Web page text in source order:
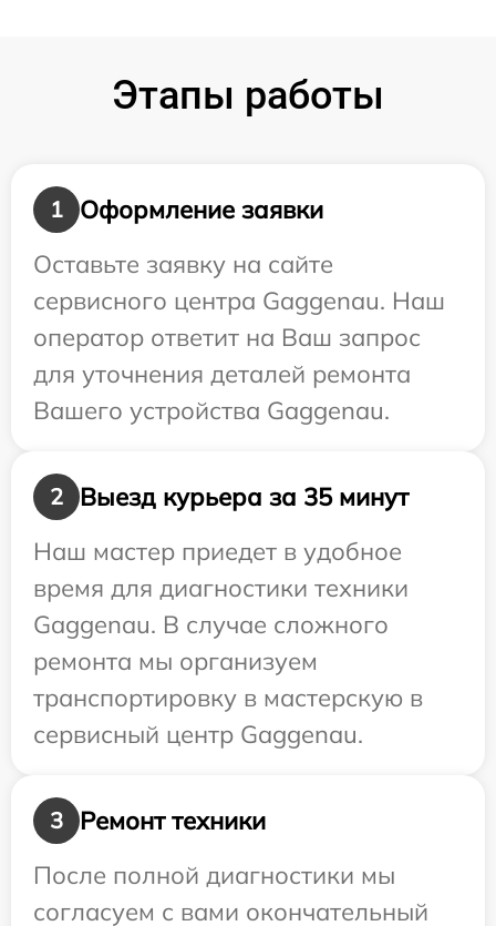
Этапы работы
1
Оформление заявки
Оставьте заявку на сайте
сервисного центра Gaggenau. Наш
оператор ответит на Ваш запрос
для уточнения деталей ремонта
Вашего устройства Gaggenau.
2
Выезд курьера за 35 минут
Наш мастер приедет в удобное
время для диагностики техники
Gaggenau. В случае сложного
ремонта мы организуем
транспортировку в мастерскую в
сервисный центр Gaggenau.
3
Ремонт техники
После полной диагностики мы
согласуем с вами окончательный